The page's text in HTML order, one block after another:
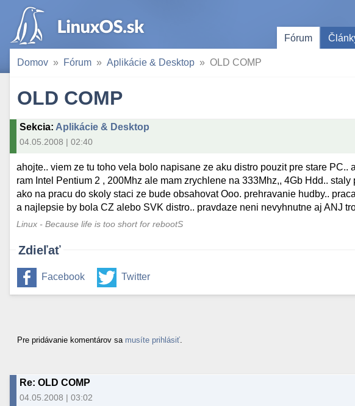
Fórum
Domov Fórum Aplikácie & Desktop OLD COMP
OLD COMP
Sekcia: Aplikácie & Desktop
04.05.2008 | 02:40
ahojte.. viem ze tu toho vela bolo napisane ze aku distro pouzit pre stare PC..
ram Intel Pentium 2 , 200Mhz ale mam zrychlene na 333Mhz,, 4Gb Hdd..
ako na pracu do skoly staci ze bude obsahovat Ooo. prehravanie hudby..
a najlepsie by bola CZ alebo SVK distro.. pravdaze neni nevyhnutne aj ANJ
Linux - Because life is too short for rebootS
Zdieľať
Facebook Twitter
Pre pridávanie komentárov sa musíte prihlásiť
Re: OLD COMP
04.05.2008 | 03:02